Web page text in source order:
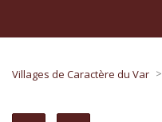
Villages de Caractère du Var >